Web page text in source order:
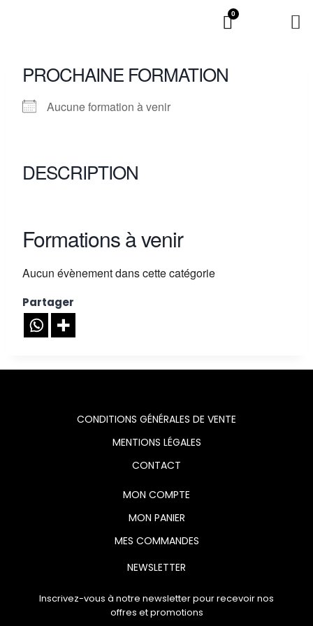
0
PROCHAINE FORMATION
Aucune formation à venir
DESCRIPTION
Formations à venir
Aucun évènement dans cette catégorie
Partager
CONDITIONS GÉNÉRALES DE VENTE
MENTIONS LÉGALES
CONTACT
MON COMPTE
MON PANIER
MES COMMANDES
NEWSLETTER
Inscrivez-vous à notre newsletter pour recevoir nos
offres et promotions